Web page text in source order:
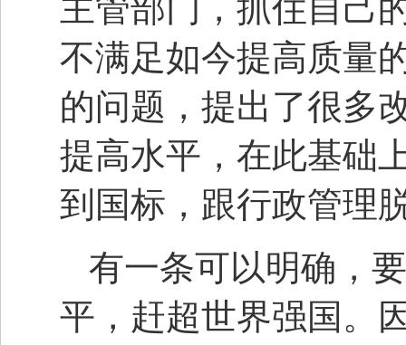
主管部门，抓住自己
不满足如今提高质量
的问题，提出了很多
提高水平，在此基础
到国标，跟行政管理
有一条可以明确，
平，赶超世界强国。